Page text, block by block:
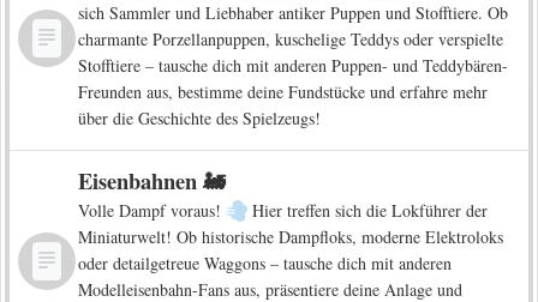
sich Sammler und Liebhaber antiker Puppen und Stofftiere. Ob
charmante Porzellanpuppen, kuschelige Teddys oder verspielte
Stofftiere – tausche dich mit anderen Puppen- und Teddybären-
Freunden aus, bestimme deine Fundstücke und erfahre mehr
über die Geschichte des Spielzeugs!
Eisenbahnen 🚂
Volle Dampf voraus!
Hier treffen sich die Lokführer der
Miniaturwelt! Ob historische Dampfloks, moderne Elektroloks
oder detailgetreue Waggons – tausche dich mit anderen
Modelleisenbahn-Fans aus, präsentiere deine Anlage und